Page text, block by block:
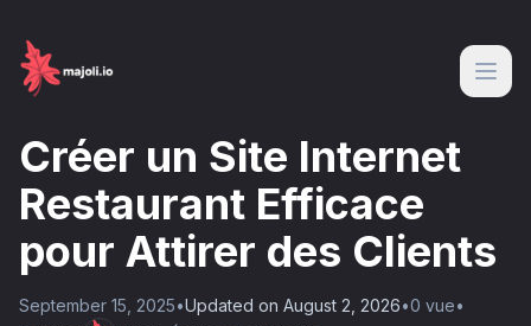
Créer un Site Internet
Restaurant Efficace
pour Attirer des Clients
September 15, 2025•Updated on August 2, 2026•0 vue•